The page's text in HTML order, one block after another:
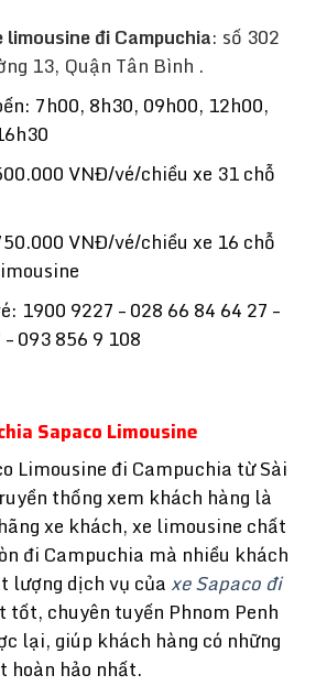
limousine đi Campuchia: số 302
13, Quận Tân Bình .
7h00, 8h30, 09h00, 12h00,
VNĐ/vé/chiều xe 31 chỗ
VNĐ/vé/chiều xe 16 chỗ
1900 9227 – 028 66 84 64 27 –
093 856 9 108
Sapaco Limousine
Limousine đi Campuchia từ Sài
thống xem khách hàng là
xe khách, xe limousine chất
đi Campuchia mà nhiều khách
lượng dịch vụ củaxe Sapaco đi
tốt, chuyên tuyến Phnom Penh
lại, giúp khách hàng có những
hoàn hảo nhất.